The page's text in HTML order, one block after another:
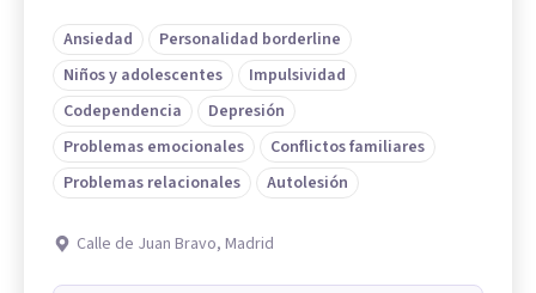
Ansiedad
Personalidad borderline
Niños y adolescentes
Impulsividad
Codependencia
Depresión
Problemas emocionales
Conflictos familiares
Problemas relacionales
Autolesión
Calle de Juan Bravo, Madrid